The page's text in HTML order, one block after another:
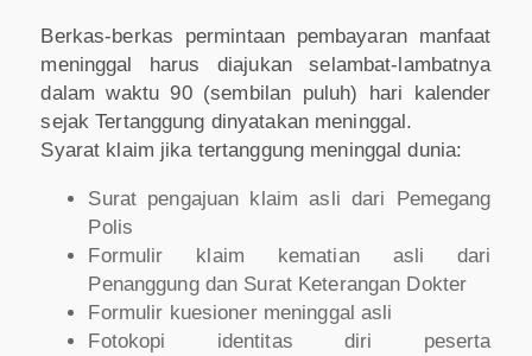
Berkas-berkas permintaan pembayaran manfaat
meninggal harus diajukan selambat-lambatnya
dalam waktu 90 (sembilan puluh) hari kalender
sejak Tertanggung dinyatakan meninggal.
Syarat klaim jika tertanggung meninggal dunia:
Surat pengajuan klaim asli dari Pemegang
Polis
Formulir klaim kematian asli dari
Penanggung dan Surat Keterangan Dokter
Formulir kuesioner meninggal asli
Fotokopi identitas diri peserta